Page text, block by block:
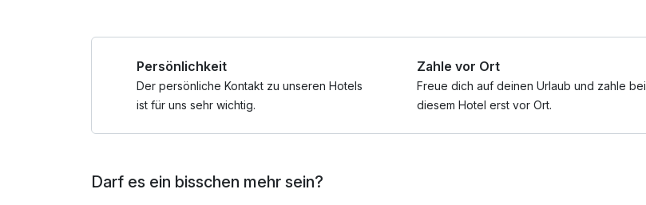
*Wörthersee Plus Card – Vorteile & Vergünstigungen für viele Erlebnisse:
• Träumen im Planetarium Klagenfurt
Persönlichkeit
Der persönliche Kontakt zu unseren Hotels
ist für uns sehr wichtig.
Zahle vor Ort
Freue dich auf deinen Urlaub und zahle bei
diesem Hotel erst vor Ort.
Darf es ein bisschen mehr sein?